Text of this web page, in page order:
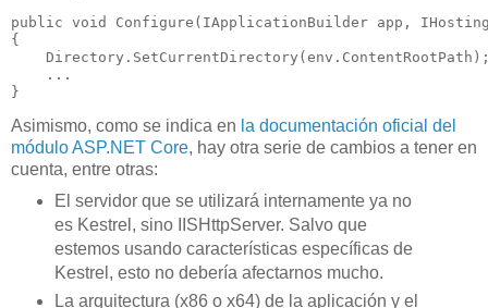
public void Configure(IApplicationBuilder app,
{
    ...
Asimismo, como se indica en la documentación oficial del
módulo ASP.NET Core, hay otra serie de cambios a tener en
cuenta, entre otras:
El servidor que se utilizará internamente ya no
es Kestrel, sino IISHttpServer. Salvo que
estemos usando características específicas de
Kestrel, esto no debería afectarnos mucho.
La arquitectura (x86 o x64) de la aplicación y el